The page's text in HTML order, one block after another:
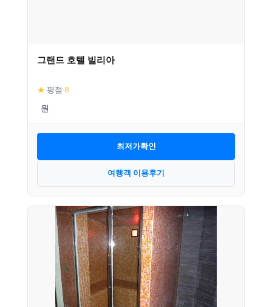
그랜드 호텔 빌리아
★ 평점 8
최저가확인
여행객 이용후기